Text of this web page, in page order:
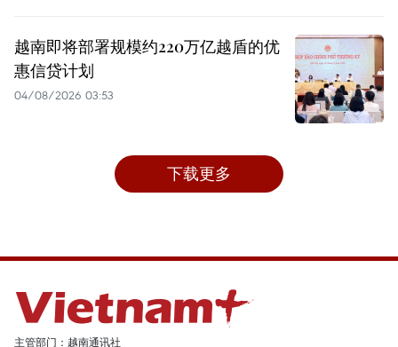
越南即将部署规模约220万亿越盾的优
惠信贷计划
04/08/2026 03:53
下载更多
主管部门：越南通讯社